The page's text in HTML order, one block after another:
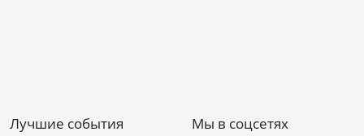
Лучшие события Мы в соцсетях